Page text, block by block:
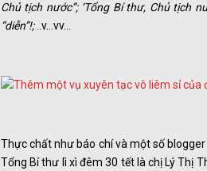
Chủ tịch nước”; ‘Tổng Bí thư, Chủ tịch
“diễn”!; ..v…vv…
Thực chất như báo chí và một số
Tổng Bí thư lì xì đêm 30 tết là chị Lý Thị